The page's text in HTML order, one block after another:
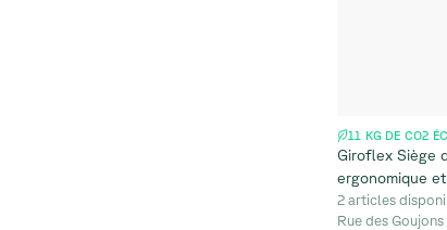
11 KG DE CO2
Giroflex Siège
ergonomique
2 articles
Rue des